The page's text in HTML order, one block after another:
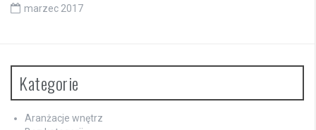
marzec 2017
Kategorie
Aranżacje wnętrz